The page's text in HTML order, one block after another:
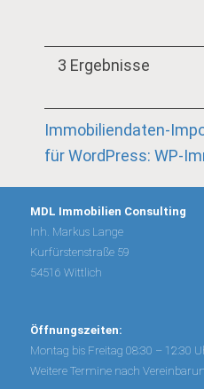
3 Ergebnisse
Immobiliendaten-
für WordPress: WP-
MDL Immobilien Consulting
Inh. Markus Lange
Kurfürstenstraße 59
54516 Wittlich
Öffnungszeiten:
Montag bis Freitag 08:30 – 12:30
Weitere Termine nach